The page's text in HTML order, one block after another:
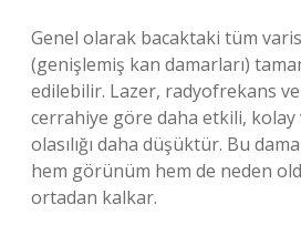
Genel olarak bacaktaki tüm
(genişlemiş kan damarları)
edilebilir. Lazer, radyofrekans ve
cerrahiye göre daha etkili,
olasılığı daha düşüktür. Bu
hem görünüm hem de neden
ortadan kalkar.